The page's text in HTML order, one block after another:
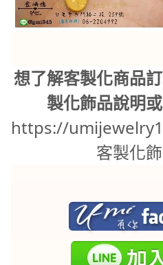
想了解客製化商品
製化飾品說明
https://
客製化